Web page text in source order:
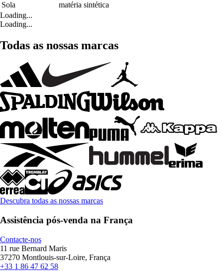
Sola
matéria sintética
Loading...
Loading...
Todas as nossas marcas
Descubra todas as nossas marcas
Assistência pós-venda na França
Contacte-nos
11 rue Bernard Maris
37270 Montlouis-sur-Loire, França
+33 1 86 47 62 58